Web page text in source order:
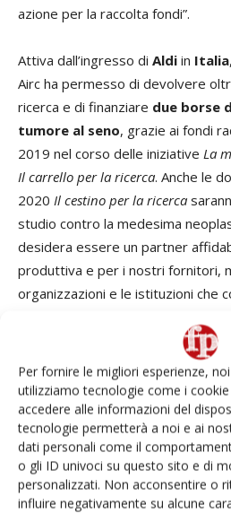
Per fornire le migliori esperienze,
utilizziamo tecnologie come i
accedere alle informazioni del
tecnologie permetterà a noi e ai
dati personali come il
o gli ID univoci su questo sito e di
personalizzati. Non acconsentire o
influire negativamente su alcune
azione per la raccolta fondi”.
Attiva dall’ingresso di Aldi in Italia
Airc ha permesso di devolvere
ricerca e di finanziare due borse
tumore al seno, grazie ai fondi
2019 nel corso delle iniziative La
Il carrello per la ricerca. Anche le
2020 Il cestino per la ricerca
studio contro la medesima
desidera essere un partner
produttiva e per i nostri fornitori,
organizzazioni e le istituzioni che
Gscheidlinger, country
Una
crescita a
ricercatori e per
consumo di